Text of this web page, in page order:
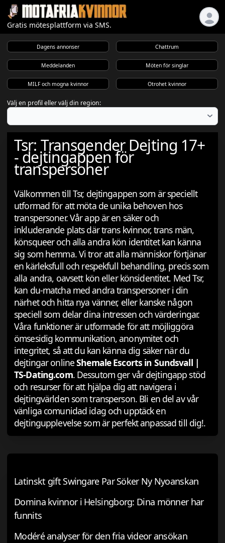
Gratis mötesplattform via SMS.
Dagens annonser Chattrum
Meddelanden Möten för singlar
MILF och mogna kvinnor Otrohet kvinnor
Välj en profil eller välj din region:
Tsr: Transgender Dejting 17+
- dejtingappen för
transpersoner
Välkommen till Tsr, dejtingappen som är speciellt
utformad för att möta de unika behoven hos
transpersoner. Vår app är en säker och
inkluderande plats där trans kvinnor, trans män,
könsqueer och alla andra kön identitet kan känna
sig som hemma. Vi tror att alla människor förtjänar
en kärleksfull och respekfull behandling, precis som
alla andra, oavsett kön eller könsidentitet. Med Tsr,
kan du-matcha med andra transpersoner i din
närhet och hitta nya vänner, eller kanske någon
speciell som delar dina intressen och värderingar.
Våra funktioner är utformade för att möjliggöra
ömsesidig kommunikation, anonymitet och
integritet, så att du kan känna dig säker när du
dejtingar onlineShemale Escorts in Sundsvall |
TS-Dating.com. Dessutom ger vår dejtingapp stöd
och resurser för att hjälpa dig att navigera i
dejtingvärlden som transperson. Bli en del av vår
vänliga comunidad idag och upptäck en
dejtingupplevelse som är perfekt anpassad till dig!.
Latinskt gift Swingare Par Söker Ny Nyoanskan
Domina kvinnor i Helsingborg: Dina mönner har
funnits
Modéré analyser för den fria videor ansökan